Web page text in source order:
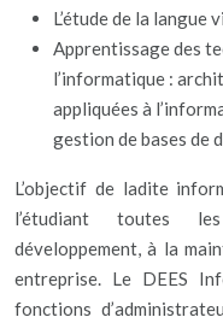
L’étude de la langue
Apprentissage des
l’informatique :
appliquées à
gestion de bases de
L’objectif de ladite
l’étudiant toutes
développement, à la
entreprise. Le DEES
fonctions